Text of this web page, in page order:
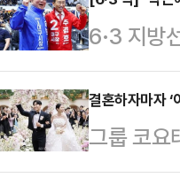
이끄는 총
히 서 있
주…
조사 전문
100%
보는
이다. 이
으로 집…
6·3 지방
일찌감치
지율 격차
새다. 공
라는 각자
결혼하자마자
그룹 코요
발언이 논